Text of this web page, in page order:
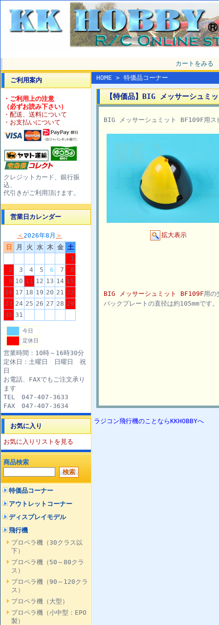
カートをみる
ご利用案内
・ご利用上の注意
（必ずお読み下さい）
・配送、送料について
・お支払いについて
クレジットカード、銀行振
込、
代引きがご利用頂けます。
営業日カレンダー
＜ 2026年8月 ＞
日
月 火 水 木 金 土
1
2
3 4 5 6 7
8
9 10 11 12 13 14 15
16 17 18 19 20 21 22
23 24 25 26 27 28 29
30 31
今日
定休日
営業時間：10時～16時30分
定休日：土曜日 日曜日 祝
日
お電話、FAXでもご注文承り
ます
TEL 047-407-3633
FAX 047-407-3634
お気に入り
お気に入りリストを見る
商品検索
特価品コーナー
アウトレットコーナー
ディスプレイモデル
飛行機
プロペラ機（30クラス以
下）
プロペラ機（50～80クラ
ス）
プロペラ機（90～120クラ
ス）
プロペラ機（大型）
プロペラ機（小中型：EPO
製）
HOME > 特価品コーナー
【特価品】BIG メッサーシュ
BIG メッサーシュミット BF109F用ス
拡大表示
BIG メッサーシュミット BF109F用
バックプレートの直径は約105mmです。
ラジコン飛行機のことならKKHOBBYへ